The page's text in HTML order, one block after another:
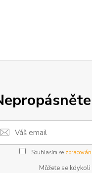
Souhlasím se
Můžete se